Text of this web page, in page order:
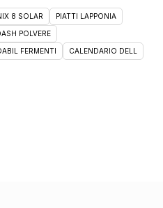
8 SOLAR PIATTI LAPPONIA
POLVERE
FERMENTI CALENDARIO DELL